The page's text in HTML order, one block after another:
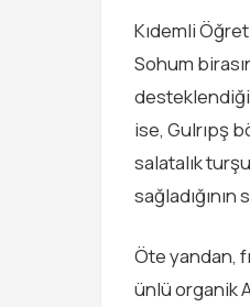
Kıdemli
Sohum
desteklendiği
ise, Gulrıpş
salatalık
sağladığının
Öte yandan,
ünlü organik